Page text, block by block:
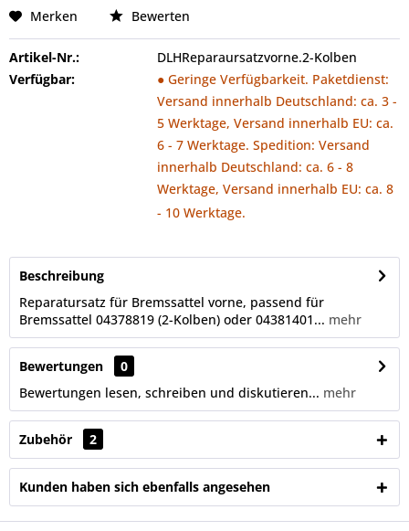
Merken Bewerten
Artikel-Nr.:
DLHReparaursatzvorne.2-Kolben
Verfügbar:
● Geringe Verfügbarkeit. Paketdienst:
Versand innerhalb Deutschland: ca. 3 -
5 Werktage, Versand innerhalb EU: ca.
6 - 7 Werktage. Spedition: Versand
innerhalb Deutschland: ca. 6 - 8
Werktage, Versand innerhalb EU: ca. 8
- 10 Werktage.
Beschreibung
Reparatursatz für Bremssattel vorne, passend für
Bremssattel 04378819 (2-Kolben) oder 04381401... mehr
Bewertungen
0
Bewertungen lesen, schreiben und diskutieren... mehr
Zubehör 2
Kunden haben sich ebenfalls angesehen